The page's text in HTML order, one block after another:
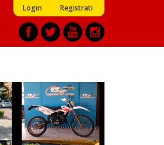
Login Registrati
BETAMOTOR
ENDURO
€ 1.990 €